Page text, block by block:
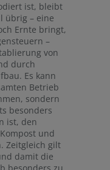
ist, bleibt
übrig – eine
Ernte bringt,
–
von
durch
Es kann
Betrieb
sondern
besonders
ist, den
und
Zeitgleich gilt
damit die
besonders zu